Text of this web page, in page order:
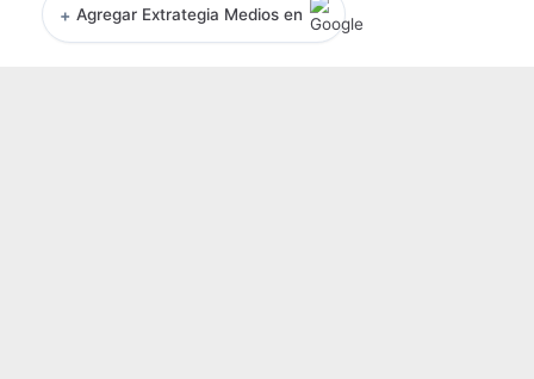
+ Agregar Extrategia Medios en